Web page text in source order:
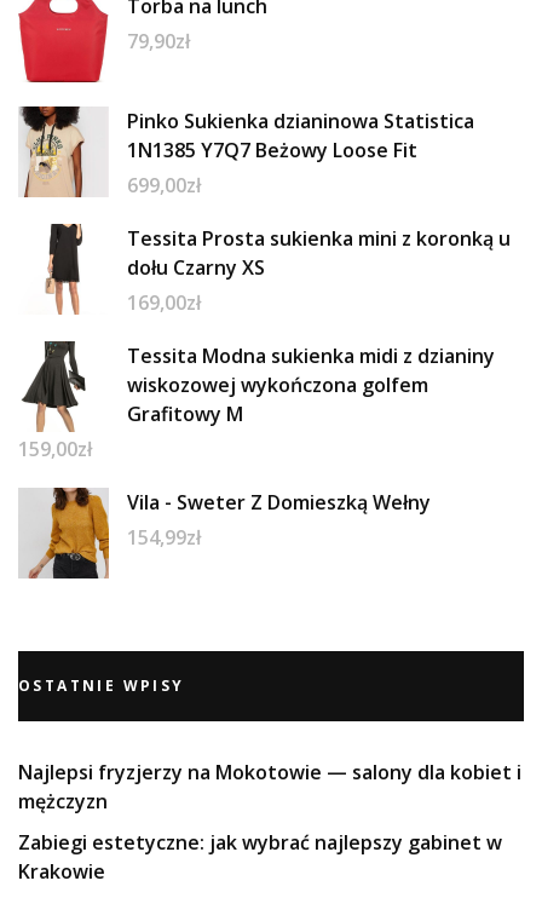
Torba na lunch
79,90zł
Pinko Sukienka dzianinowa Statistica
1N1385 Y7Q7 Beżowy Loose Fit
699,00zł
Tessita Prosta sukienka mini z koronką u
dołu Czarny XS
169,00zł
Tessita Modna sukienka midi z dzianiny
wiskozowej wykończona golfem
Grafitowy M
159,00zł
Vila - Sweter Z Domieszką Wełny
154,99zł
OSTATNIE WPISY
Najlepsi fryzjerzy na Mokotowie — salony dla kobiet i
mężczyzn
Zabiegi estetyczne: jak wybrać najlepszy gabinet w
Krakowie